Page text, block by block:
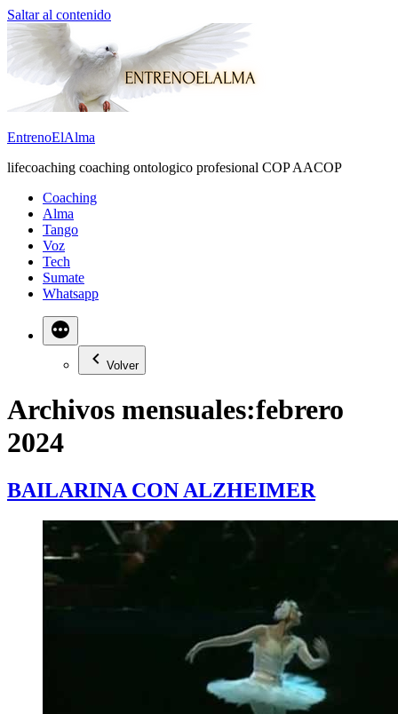
Saltar al contenido
EntrenoElAlma
lifecoaching coaching ontologico profesional COP AACOP
Coaching
Alma
Tango
Voz
Tech
Sumate
Whatsapp
Volver
Archivos mensuales:febrero
2024
BAILARINA CON ALZHEIMER